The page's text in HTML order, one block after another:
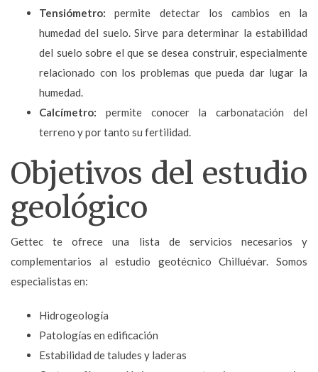
Tensiómetro: permite detectar los cambios en la
humedad del suelo. Sirve para determinar la estabilidad
del suelo sobre el que se desea construir, especialmente
relacionado con los problemas que pueda dar lugar la
humedad.
Calcímetro: permite conocer la carbonatación del
terreno y por tanto su fertilidad.
Objetivos del estudio
geológico
Gettec te ofrece una lista de servicios necesarios y
complementarios al estudio geotécnico Chilluévar. Somos
especialistas en:
Hidrogeología
Patologías en edificación
Estabilidad de taludes y laderas